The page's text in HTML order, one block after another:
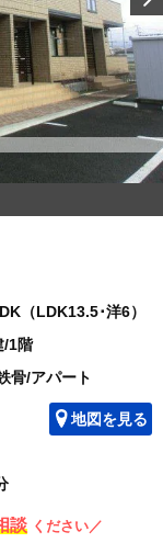
（LDK13.5･洋6）
/1階
骨/アパート
地図を見る
談 ください／